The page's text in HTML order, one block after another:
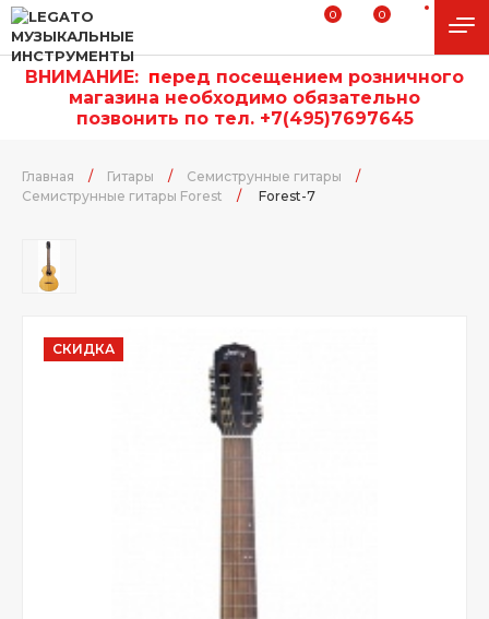
0 0
ВНИМАНИЕ: перед посещением розничного
магазина необходимо обязательно
позвонить по тел. +7(495)7697645
Главная / Гитары / Семиструнные гитары
/
Семиструнные гитары Forest
/ Forest-7
СКИДКА